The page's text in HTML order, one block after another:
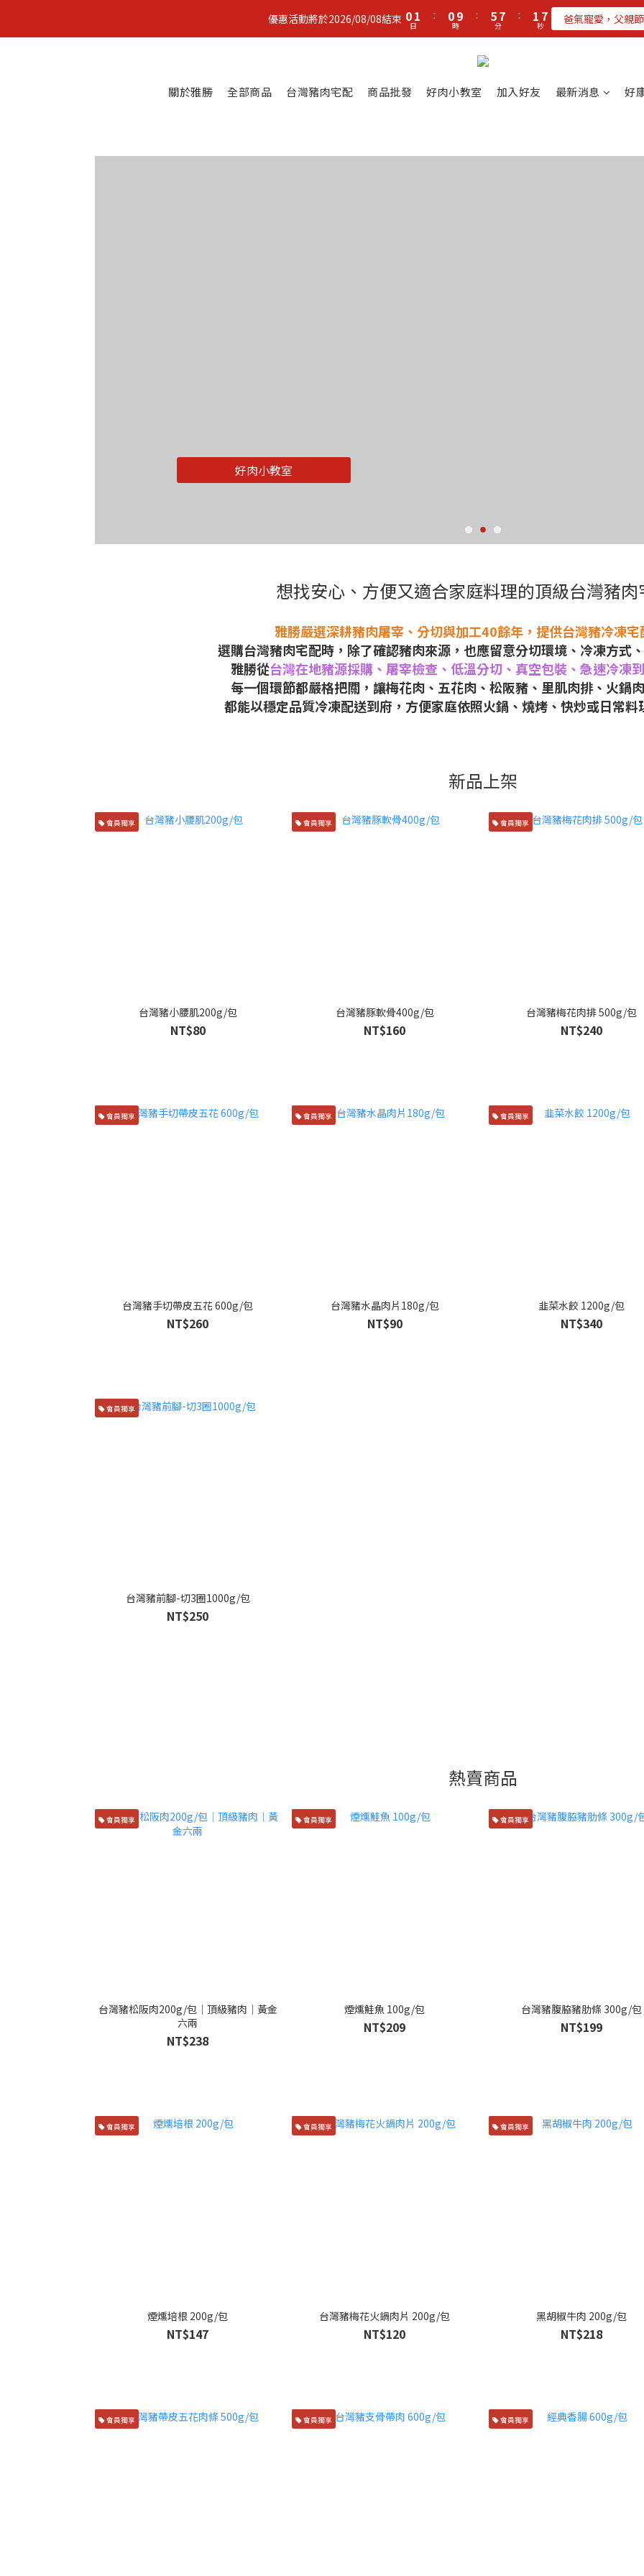
優惠活動將於2026/08/08結束 01
0
日
:
09
8
4
0
時
:
5
4
7
6
2
分
:
1
0
6
5
秒 爸氣寵愛，父親
關於雅勝 全部商品 台灣豬肉宅配 商品批發 好肉小教室 加入好友 最新消息 好
想找安心、方便又適合家庭料理的頂級台灣豬肉
雅勝嚴選深耕豬肉屠宰、分切與加工40餘年，提供台灣豬冷凍宅
選購台灣豬肉宅配時，除了確認豬肉來源，也應留意分切環境、冷凍方式
雅勝從台灣在地豬源採購、屠宰檢查、低溫分切、真空包裝、急速冷凍
每一個環節都嚴格把關，讓梅花肉、五花肉、松阪豬、里肌肉排、火鍋
都能以穩定品質冷凍配送到府，方便家庭依照火鍋、燒烤、快炒或日常料
新品上架
會員獨享
台灣豬小腰肌200g/包
NT$80
會員獨享
台灣豬豚軟骨400g/包
NT$160
會員獨享
台灣豬梅花肉排 500g/包
NT$240
會員獨享
台灣豬手切帶皮五花 600g/包
NT$260
會員獨享
台灣豬水晶肉片180g/包
NT$90
會員獨享
韭菜水餃 1200g/包
NT$340
會員獨享
台灣豬前腳-切3圈1000g/包
NT$250
熱賣商品
會員獨享
台灣豬松阪肉200g/包│頂級豬肉│黃金
六兩
NT$238
會員獨享
煙燻鮭魚 100g/包
NT$209
會員獨享
台灣豬腹脇豬肋條 300g/包
NT$199
會員獨享
煙燻培根 200g/包
NT$147
會員獨享
台灣豬梅花火鍋肉片 200g/包
NT$120
會員獨享
黑胡椒牛肉 200g/包
NT$218
會員獨享 會員獨享 會員獨享